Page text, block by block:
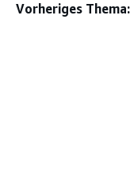
Vorheriges Thema: